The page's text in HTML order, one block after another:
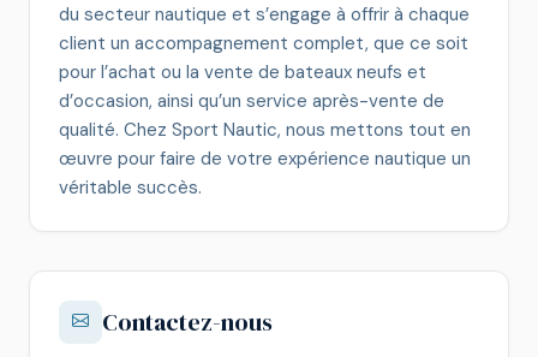
du secteur nautique et s’engage à offrir à chaque
client un accompagnement complet, que ce soit
pour l’achat ou la vente de bateaux neufs et
d’occasion, ainsi qu’un service après-vente de
qualité. Chez Sport Nautic, nous mettons tout en
œuvre pour faire de votre expérience nautique un
véritable succès.
Contactez-nous